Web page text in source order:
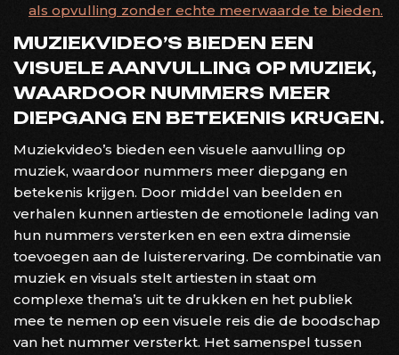
als opvulling zonder echte meerwaarde te bieden.
MUZIEKVIDEO’S BIEDEN EEN
VISUELE AANVULLING OP MUZIEK,
WAARDOOR NUMMERS MEER
DIEPGANG EN BETEKENIS KRIJGEN.
Muziekvideo’s bieden een visuele aanvulling op
muziek, waardoor nummers meer diepgang en
betekenis krijgen. Door middel van beelden en
verhalen kunnen artiesten de emotionele lading van
hun nummers versterken en een extra dimensie
toevoegen aan de luisterervaring. De combinatie van
muziek en visuals stelt artiesten in staat om
complexe thema’s uit te drukken en het publiek
mee te nemen op een visuele reis die de boodschap
van het nummer versterkt. Het samenspel tussen